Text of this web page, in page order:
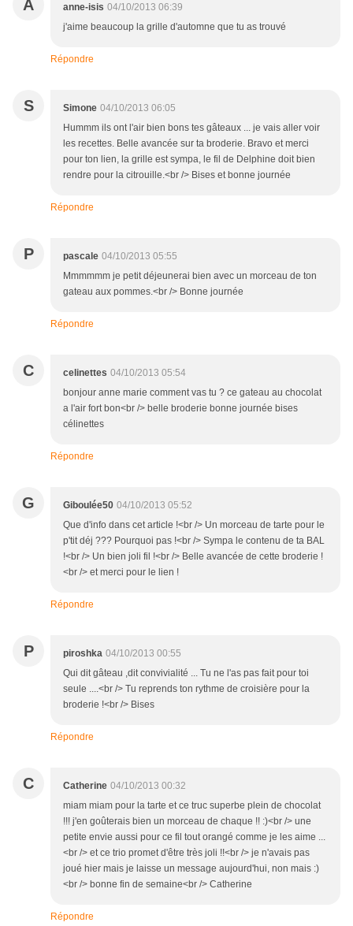
A anne-isis 04/10/2013 06:39
j'aime beaucoup la grille d'automne que tu as trouvé
Répondre
S Simone 04/10/2013 06:05
Hummm ils ont l'air bien bons tes gâteaux ... je vais aller voir
les recettes. Belle avancée sur ta broderie. Bravo et merci
pour ton lien, la grille est sympa, le fil de Delphine doit bien
rendre pour la citrouille.<br /> Bises et bonne journée
Répondre
P pascale 04/10/2013 05:55
Mmmmmm je petit déjeunerai bien avec un morceau de ton
gateau aux pommes.<br /> Bonne journée
Répondre
C celinettes 04/10/2013 05:54
bonjour anne marie comment vas tu ? ce gateau au chocolat
a l'air fort bon<br /> belle broderie bonne journée bises
célinettes
Répondre
G Giboulée50 04/10/2013 05:52
Que d'info dans cet article !<br /> Un morceau de tarte pour le
p'tit déj ??? Pourquoi pas !<br /> Sympa le contenu de ta BAL
!<br /> Un bien joli fil !<br /> Belle avancée de cette broderie !
<br /> et merci pour le lien !
Répondre
P piroshka 04/10/2013 00:55
Qui dit gâteau ,dit convivialité ... Tu ne l'as pas fait pour toi
seule ....<br /> Tu reprends ton rythme de croisière pour la
broderie !<br /> Bises
Répondre
C Catherine 04/10/2013 00:32
miam miam pour la tarte et ce truc superbe plein de chocolat
!!! j'en goûterais bien un morceau de chaque !! :)<br /> une
petite envie aussi pour ce fil tout orangé comme je les aime ...
<br /> et ce trio promet d'être très joli !!<br /> je n'avais pas
joué hier mais je laisse un message aujourd'hui, non mais :)
<br /> bonne fin de semaine<br /> Catherine
Répondre